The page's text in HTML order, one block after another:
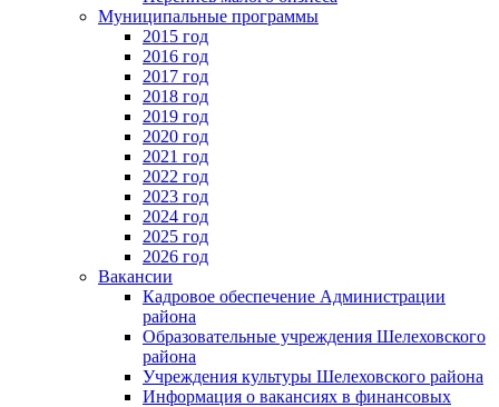
Муниципальные программы
2015 год
2016 год
2017 год
2018 год
2019 год
2020 год
2021 год
2022 год
2023 год
2024 год
2025 год
2026 год
Вакансии
Кадровое обеспечение Администрации
района
Образовательные учреждения Шелеховского
района
Учреждения культуры Шелеховского района
Информация о вакансиях в финансовых